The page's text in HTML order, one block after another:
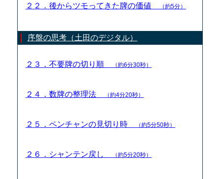
２２．後からツモってきた牌の価値 （約5分）
序盤の思考（土田のデジタル）
２３．不要牌の切り順 （約6分30秒）
２４．数牌の整理法 （約4分20秒）
２５．ペンチャンの見切り時 （約5分50秒）
２６．シャンテン戻し （約5分20秒）